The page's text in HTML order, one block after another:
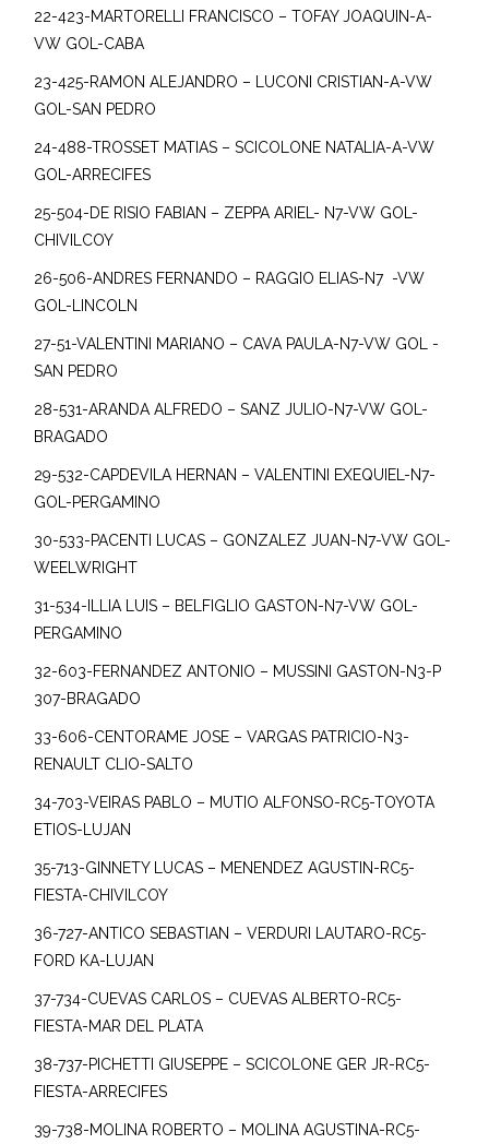
22-423-MARTORELLI FRANCISCO – TOFAY JOAQUIN-A-
VW GOL-CABA
23-425-RAMON ALEJANDRO – LUCONI CRISTIAN-A-VW
GOL-SAN PEDRO
24-488-TROSSET MATIAS – SCICOLONE NATALIA-A-VW
GOL-ARRECIFES
25-504-DE RISIO FABIAN – ZEPPA ARIEL- N7-VW GOL-
CHIVILCOY
26-506-ANDRES FERNANDO – RAGGIO ELIAS-N7 -VW
GOL-LINCOLN
27-51-VALENTINI MARIANO – CAVA PAULA-N7-VW GOL -
SAN PEDRO
28-531-ARANDA ALFREDO – SANZ JULIO-N7-VW GOL-
BRAGADO
29-532-CAPDEVILA HERNAN – VALENTINI EXEQUIEL-N7-
GOL-PERGAMINO
30-533-PACENTI LUCAS – GONZALEZ JUAN-N7-VW GOL-
WEELWRIGHT
31-534-ILLIA LUIS – BELFIGLIO GASTON-N7-VW GOL-
PERGAMINO
32-603-FERNANDEZ ANTONIO – MUSSINI GASTON-N3-P
307-BRAGADO
33-606-CENTORAME JOSE – VARGAS PATRICIO-N3-
RENAULT CLIO-SALTO
34-703-VEIRAS PABLO – MUTIO ALFONSO-RC5-TOYOTA
ETIOS-LUJAN
35-713-GINNETY LUCAS – MENENDEZ AGUSTIN-RC5-
FIESTA-CHIVILCOY
36-727-ANTICO SEBASTIAN – VERDURI LAUTARO-RC5-
FORD KA-LUJAN
37-734-CUEVAS CARLOS – CUEVAS ALBERTO-RC5-
FIESTA-MAR DEL PLATA
38-737-PICHETTI GIUSEPPE – SCICOLONE GER JR-RC5-
FIESTA-ARRECIFES
39-738-MOLINA ROBERTO – MOLINA AGUSTINA-RC5-